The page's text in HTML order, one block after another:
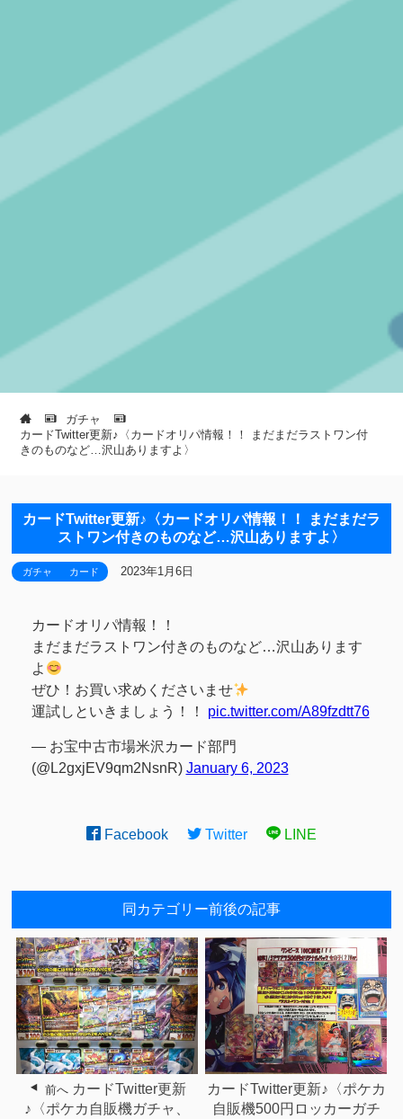
ガチャ
カードTwitter更新♪〈カードオリパ情報！！ まだまだラストワン付
きのものなど…沢山ありますよ〉
カードTwitter更新♪〈カードオリパ情報！！ まだまだラ
ストワン付きのものなど…沢山ありますよ〉
ガチャ カード 2023年1月6日
カードオリパ情報！！
まだまだラストワン付きのものなど…沢山あります
よ
ぜひ！お買い求めくださいませ
運試しといきましょう！！ pic.twitter.com/A89fzdtt76
— お宝中古市場米沢カード部門
(@L2gxjEV9qm2NsnR) January 6, 2023
Facebook Twitter LINE
同カテゴリー前後の記事
前へ カードTwitter更新
♪〈ポケカ自販機ガチャ、
カードTwitter更新♪〈ポケカ
自販機500円ロッカーガチ